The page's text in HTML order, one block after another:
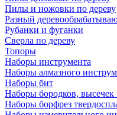
Пилы и ножовки по дереву
Разный
Рубанки и фуганки
Сверла по дереву
Топоры
Наборы инструмента
Наборы алмазного
Наборы бит
Наборы бородков, высечек
Наборы борфрез